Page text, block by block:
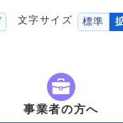
文字サイズ 標準
事業者の方へ